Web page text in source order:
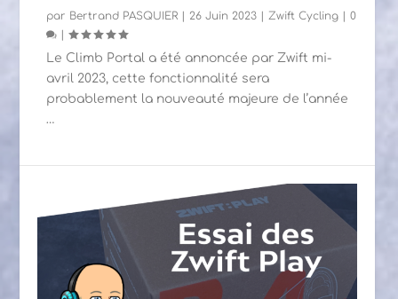
par Bertrand PASQUIER 26 Juin 2023 |Zwift Cycling |0
|
Le Climb Portal a été annoncée par Zwift mi-
avril 2023, cette fonctionnalité sera
probablement la nouveauté majeure de l’année
…